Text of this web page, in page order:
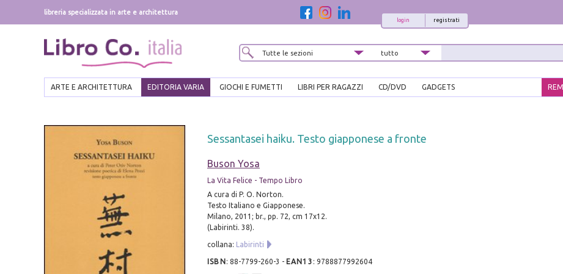
libreria specializzata in arte e architettura
registrati
login
ARTE E ARCHITETTURA EDITORIA VARIA GIOCHI E FUMETTI LIBRI PER RAGAZZI CD/DVD GADGETS
Sessantasei haiku. Testo giapponese a fronte
Buson Yosa
La Vita Felice - Tempo Libro
A cura di P. O. Norton.
Testo Italiano e Giapponese.
Milano, 2011; br., pp. 72, cm 17x12.
(Labirinti. 38).
collana: Labirinti
ISBN : 88-7799-260-3 - EAN13 : 9788877992604